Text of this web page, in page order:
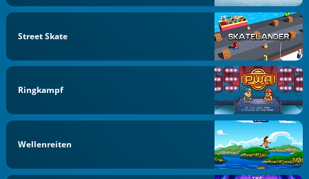
Street Skate
Ringkampf
Wellenreiten